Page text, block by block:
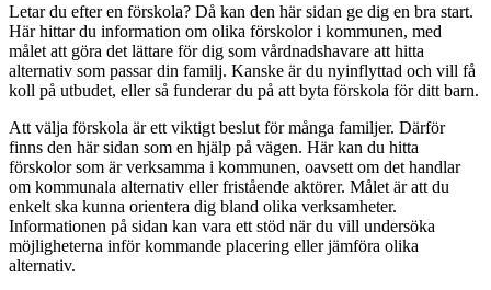
Letar du efter en förskola? Då kan den här sidan ge dig en bra start.
Här hittar du information om olika förskolor i kommunen, med
målet att göra det lättare för dig som vårdnadshavare att hitta
alternativ som passar din familj. Kanske är du nyinflyttad och vill få
koll på utbudet, eller så funderar du på att byta förskola för ditt barn.
Att välja förskola är ett viktigt beslut för många familjer. Därför
finns den här sidan som en hjälp på vägen. Här kan du hitta
förskolor som är verksamma i kommunen, oavsett om det handlar
om kommunala alternativ eller fristående aktörer. Målet är att du
enkelt ska kunna orientera dig bland olika verksamheter.
Informationen på sidan kan vara ett stöd när du vill undersöka
möjligheterna inför kommande placering eller jämföra olika
alternativ.